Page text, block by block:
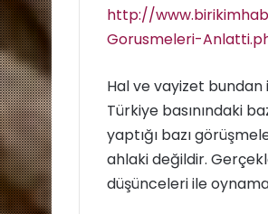
http://
Gorusmeleri-
Hal ve vayizet bundan
Türkiye basınındaki
yaptığı bazı
ahlaki değildir.
düşünceleri ile